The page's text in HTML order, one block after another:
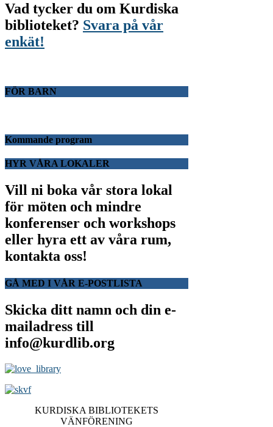
Vad tycker du om Kurdiska
biblioteket? Svara på vår
enkät!
FÖR BARN
Kommande program
HYR VÅRA LOKALER
Vill ni boka vår stora lokal
för möten och mindre
konferenser och workshops
eller hyra ett av våra rum,
kontakta oss!
GÅ MED I VÅR E-POSTLISTA
Skicka ditt namn och din e-
mailadress till
info@kurdlib.org
KURDISKA BIBLIOTEKETS
VÄNFÖRENING